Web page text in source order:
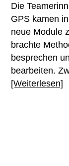
Die
GPS kamen
neue Module
brachte
besprechen
bearbeiten.
[Weiterlesen]